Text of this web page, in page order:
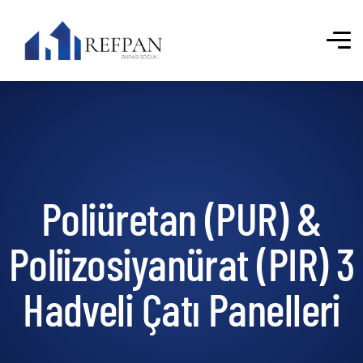
Poliüretan (PUR) &
Poliizosiyanürat (PIR) 3
Hadveli Çatı Panelleri